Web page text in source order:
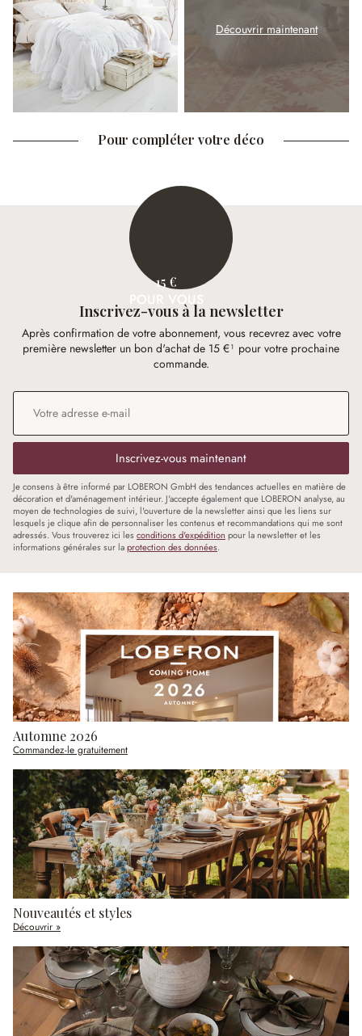
Découvrir maintenant
Pour compléter votre déco
15 €
POUR VOUS
Inscrivez-vous à la newsletter
Après confirmation de votre abonnement, vous recevrez avec votre
première newsletter un bon d'achat de 15 €¹ pour votre prochaine
commande.
Adresse e-mail*
Inscrivez-vous maintenant
Je consens à être informé par LOBERON GmbH des tendances actuelles en matière de
décoration et d'aménagement intérieur. J'accepte également que LOBERON analyse, au
moyen de technologies de suivi, l'ouverture de la newsletter ainsi que les liens sur
lesquels je clique afin de personnaliser les contenus et recommandations qui me sont
adressés. Vous trouverez ici les conditions d'expédition pour la newsletter et les
informations générales sur laprotection des données.
Automne 2026
Commandez-le gratuitement
Nouveautés et styles
Découvrir »